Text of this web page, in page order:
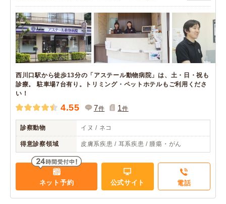
西川口駅から徒歩13分の「アステール動物病院」は、土・日・祝も
診療。 駐車場7台有り。トリミング・ペットホテルもご利用くださ
い！
4.55 7件 1件
診察動物 イヌ / ネコ
得意診察領域 皮膚系疾患 / 耳系疾患 / 腫瘍・がん
ネット予約 公式サイト 電話